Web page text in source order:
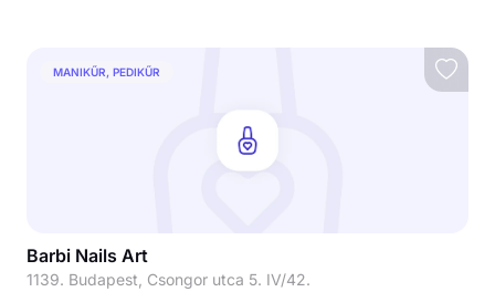
MANIKŰR, PEDIKŰR
Barbi Nails Art
1139. Budapest, Csongor utca 5. IV/42.